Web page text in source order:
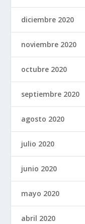
diciembre 2020
noviembre 2020
octubre 2020
septiembre 2020
agosto 2020
julio 2020
junio 2020
mayo 2020
abril 2020